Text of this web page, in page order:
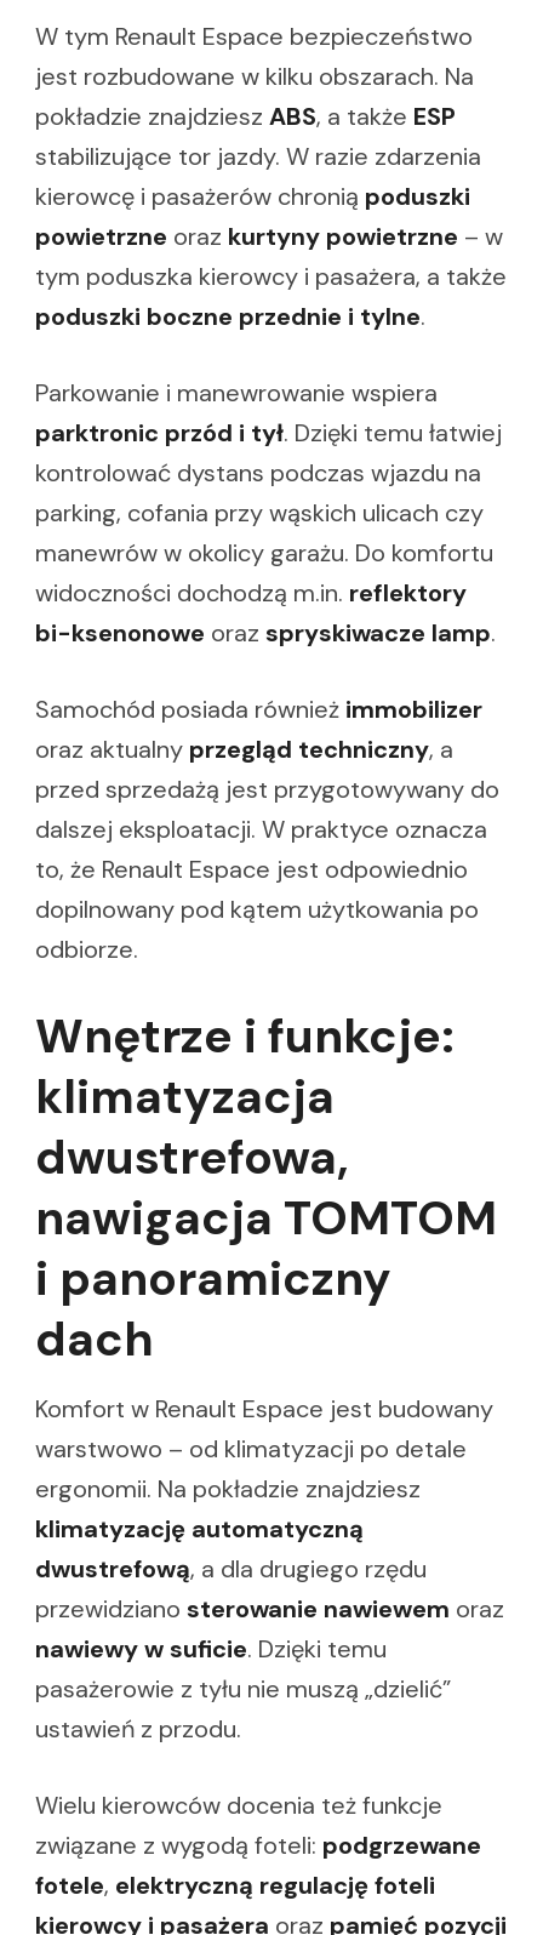
W tym Renault Espace bezpieczeństwo
jest rozbudowane w kilku obszarach. Na
pokładzie znajdziesz ABS, a także ESP
stabilizujące tor jazdy. W razie zdarzenia
kierowcę i pasażerów chronią poduszki
powietrzne oraz kurtyny powietrzne – w
tym poduszka kierowcy i pasażera, a także
poduszki boczne przednie i tylne.
Parkowanie i manewrowanie wspiera
parktronic przód i tył. Dzięki temu łatwiej
kontrolować dystans podczas wjazdu na
parking, cofania przy wąskich ulicach czy
manewrów w okolicy garażu. Do komfortu
widoczności dochodzą m.in. reflektory
bi-ksenonowe oraz spryskiwacze lamp.
Samochód posiada również immobilizer
oraz aktualny przegląd techniczny, a
przed sprzedażą jest przygotowywany do
dalszej eksploatacji. W praktyce oznacza
to, że Renault Espace jest odpowiednio
dopilnowany pod kątem użytkowania po
odbiorze.
Wnętrze i funkcje:
klimatyzacja
dwustrefowa,
nawigacja TOMTOM
i panoramiczny
dach
Komfort w Renault Espace jest budowany
warstwowo – od klimatyzacji po detale
ergonomii. Na pokładzie znajdziesz
klimatyzację automatyczną
dwustrefową, a dla drugiego rzędu
przewidziano sterowanie nawiewem oraz
nawiewy w suficie. Dzięki temu
pasażerowie z tyłu nie muszą „dzielić”
ustawień z przodu.
Wielu kierowców docenia też funkcje
związane z wygodą foteli: podgrzewane
fotele, elektryczną regulację foteli
kierowcy i pasażera oraz pamięć pozycji